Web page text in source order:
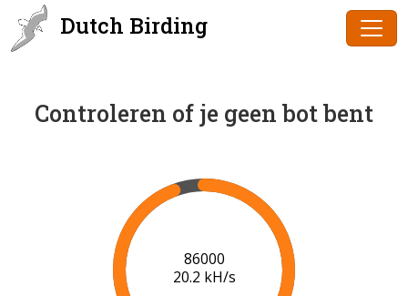
Dutch Birding
Controleren of je geen bot bent
88000
20.3 kH/s